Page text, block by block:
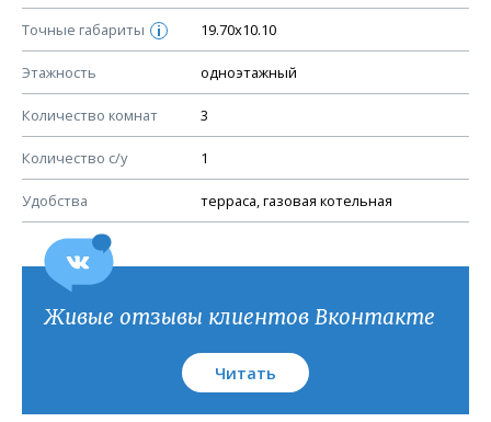
Точные габариты i 19.70х10.10
Этажность одноэтажный
Количество комнат 3
Количество с/у 1
Удобства терраса, газовая котельная
Устройство стен
Спецификация материалов стен
Схема расположения лаг чердака (если есть)
Схема расположения элементов стропил
Спецификация элементов стропил
Устройство стропильной системы
Узлы устройства кровли
План кровли
Живые отзывы клиентов Вконтакте
Читать